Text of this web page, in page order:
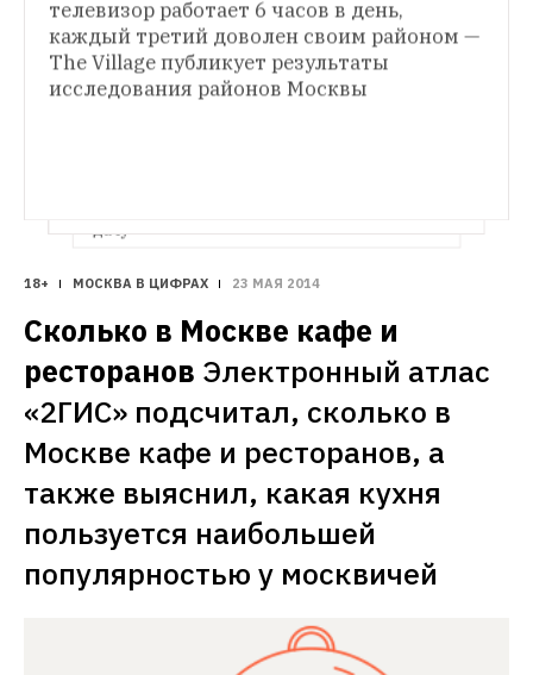
дачу
Village собирает самые неочевидные
факты о городе. В специальном
постновогоднем выпуске мы посчитали,
как отразились затяжные новогодние
телевизор работает 6 часов в день,
каждый третий доволен своим районом —
The Village публикует результаты
исследования районов Москвы
18+ МОСКВА В ЦИФРАХ 23 МАЯ 2014
Сколько в Москве кафе и
ресторанов Электронный атлас
«2ГИС» подсчитал, сколько в
Москве кафе и ресторанов, а
также выяснил, какая кухня
пользуется наибольшей
популярностью у москвичей